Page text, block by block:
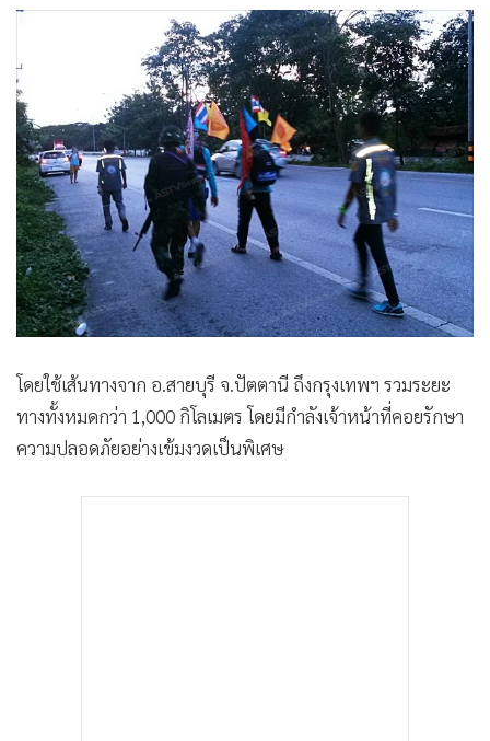
โดยใช้เส้นทางจาก อ.สายบุรี จ.ปัตตานี ถึงกรุงเทพฯ รวมระยะ
ทางทั้งหมดกว่า 1,000 กิโลเมตร โดยมีกำลังเจ้าหน้าที่คอยรักษา
ความปลอดภัยอย่างเข้มงวดเป็นพิเศษ